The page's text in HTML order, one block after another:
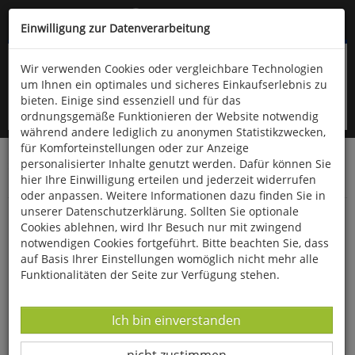
Kompletten Head der Seite überspringen
oder (06766) 9323-960
Startseite Bücher
Biologie allgemein
Haustiere & Nutztiere
Hundehelden
Einwilligung zur Datenverarbeitung
Wir verwenden Cookies oder vergleichbare Technologien
um Ihnen ein optimales und sicheres Einkaufserlebnis zu
bieten. Einige sind essenziell und für das
ordnungsgemäße Funktionieren der Website notwendig
während andere lediglich zu anonymen Statistikzwecken,
für Komforteinstellungen oder zur Anzeige
personalisierter Inhalte genutzt werden. Dafür können Sie
hier Ihre Einwilligung erteilen und jederzeit widerrufen
oder anpassen. Weitere Informationen dazu finden Sie in
unserer Datenschutzerklärung. Sollten Sie optionale
Cookies ablehnen, wird Ihr Besuch nur mit zwingend
notwendigen Cookies fortgeführt. Bitte beachten Sie, dass
auf Basis Ihrer Einstellungen womöglich nicht mehr alle
Funktionalitäten der Seite zur Verfügung stehen.
Datenverarbeitung -
Ich bin einverstanden